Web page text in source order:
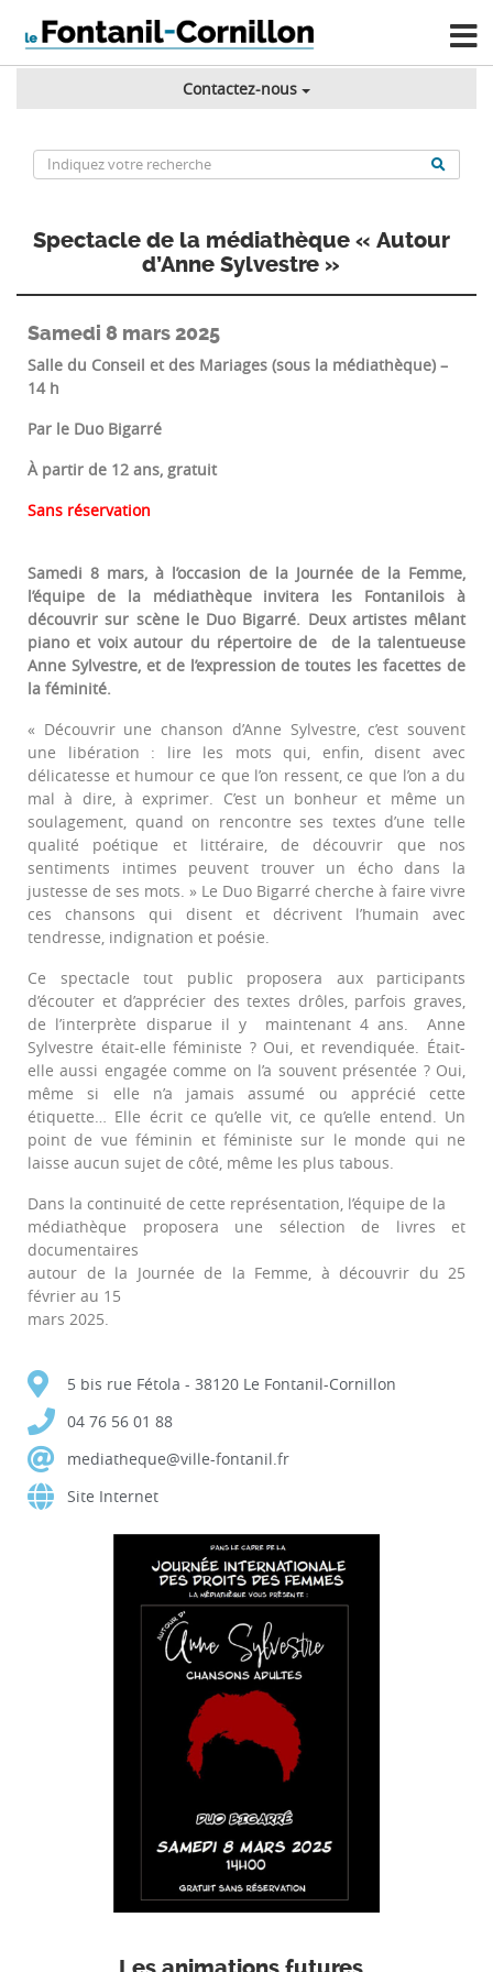
Contactez-nous
Spectacle de la médiathèque « Autour
d’Anne Sylvestre »
Samedi 8 mars 2025
Salle du Conseil et des Mariages (sous la médiathèque) –
14 h
Par le Duo Bigarré
À partir de 12 ans, gratuit
Sans réservation
Samedi 8 mars, à l’occasion de la Journée de la Femme,
l’équipe de la médiathèque invitera les Fontanilois à
découvrir sur scène le Duo Bigarré. Deux artistes mêlant
piano et voix autour du répertoire de de la talentueuse
Anne Sylvestre, et de l’expression de toutes les facettes de
la féminité.
« Découvrir une chanson d’Anne Sylvestre, c’est souvent
une libération : lire les mots qui, enfin, disent avec
délicatesse et humour ce que l’on ressent, ce que l’on a du
mal à dire, à exprimer. C’est un bonheur et même un
soulagement, quand on rencontre ses textes d’une telle
qualité poétique et littéraire, de découvrir que nos
sentiments intimes peuvent trouver un écho dans la
justesse de ses mots. » Le Duo Bigarré cherche à faire vivre
ces chansons qui disent et décrivent l’humain avec
tendresse, indignation et poésie.
Ce spectacle tout public proposera aux participants
d’écouter et d’apprécier des textes drôles, parfois graves,
de l’interprète disparue il y maintenant 4 ans. Anne
Sylvestre était-elle féministe ? Oui, et revendiquée. Était-
elle aussi engagée comme on l’a souvent présentée ? Oui,
même si elle n’a jamais assumé ou apprécié cette
étiquette… Elle écrit ce qu’elle vit, ce qu’elle entend. Un
point de vue féminin et féministe sur le monde qui ne
laisse aucun sujet de côté, même les plus tabous.
Dans la continuité de cette représentation, l’équipe de la
médiathèque proposera une sélection de livres et
documentaires
autour de la Journée de la Femme, à découvrir du 25
février au 15
mars 2025.
5 bis rue Fétola - 38120 Le Fontanil-Cornillon
04 76 56 01 88
mediatheque@ville-fontanil.fr
Site Internet